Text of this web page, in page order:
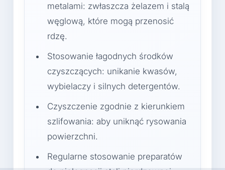
metalami: zwłaszcza żelazem i stalą
węglową, które mogą przenosić
rdzę.
Stosowanie łagodnych środków
czyszczących: unikanie kwasów,
wybielaczy i silnych detergentów.
Czyszczenie zgodnie z kierunkiem
szlifowania: aby uniknąć rysowania
powierzchni.
Regularne stosowanie preparatów